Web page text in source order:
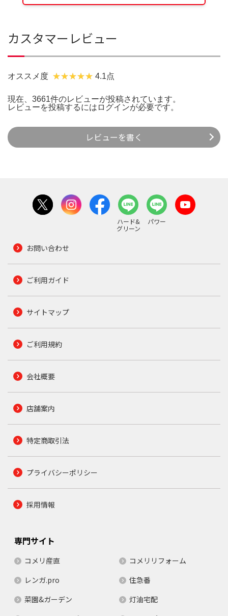
カスタマーレビュー
オススメ度 4.1点
現在、3661件のレビューが投稿されています。
レビューを投稿するには ログインが必要です。
レビューを書く
ハード&
グリーン
パワー
お問い合わせ
ご利用ガイド
サイトマップ
ご利用規約
会社概要
店舗案内
特定商取引法
プライバシーポリシー
採用情報
専門サイト
コメリ産直
コメリリフォーム
レンガ.pro
住急番
菜園&ガーデン
灯油宅配